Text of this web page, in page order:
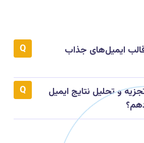
ایمیل‌های جذاب
و تحلیل نتایج ایمیل